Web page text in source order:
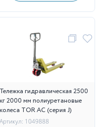
Тележка гидравлическая 2500
кг 2000 мм полиуретановые
колеса TOR AC (серия J)
Артикул: 1049888